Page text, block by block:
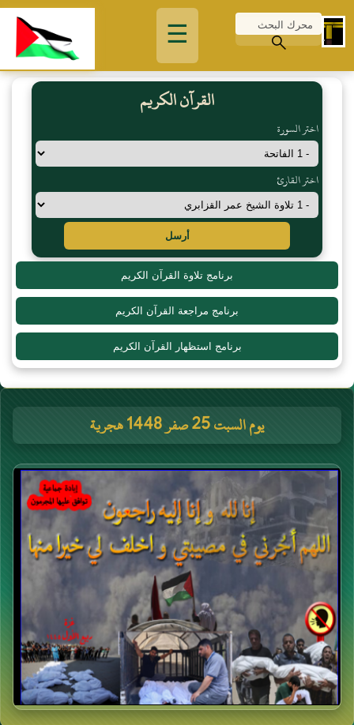
☰
القرآن الكريم
اختر السورة
اختر القارئ
أرسل
برنامج تلاوة القرآن الكريم
برنامج مراجعة القرآن الكريم
برنامج استظهار القرآن الكريم
يوم السبت 25 صفر 1448 هجرية